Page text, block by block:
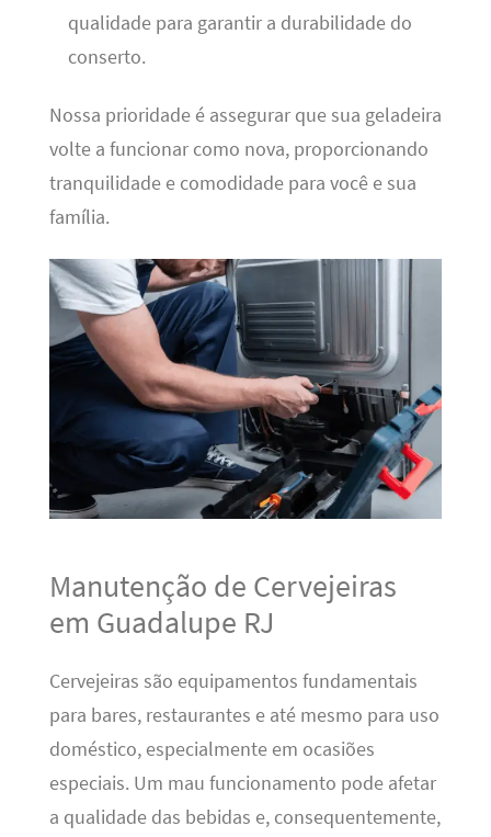
qualidade para garantir a durabilidade do
conserto.
Nossa prioridade é assegurar que sua geladeira
volte a funcionar como nova, proporcionando
tranquilidade e comodidade para você e sua
família.
Manutenção de Cervejeiras
em Guadalupe RJ
Cervejeiras são equipamentos fundamentais
para bares, restaurantes e até mesmo para uso
doméstico, especialmente em ocasiões
especiais. Um mau funcionamento pode afetar
a qualidade das bebidas e, consequentemente,